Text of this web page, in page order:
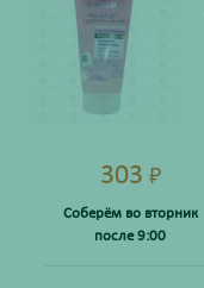
303 ₽
Соберём во вторник
после 9:00